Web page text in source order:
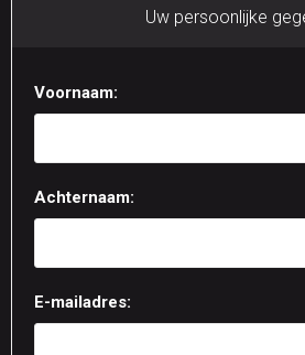
Uw persoonlijke
Voornaam:
Achternaam:
E-mailadres: